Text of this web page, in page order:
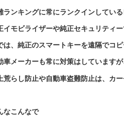
ランキングに常にランクインしてい
イモビライザーや純正セキュリティ
は、純正のスマートキーを遠隔でコ
車メーカーも常に対策はしています
荒らし防止や自動車盗難防止は、カ
なこんなで